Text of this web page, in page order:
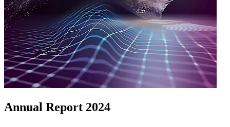
Annual Report 2024